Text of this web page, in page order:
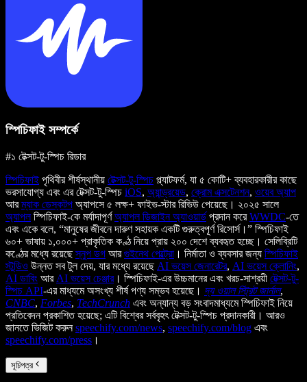
স্পিচিফাই সম্পর্কে
#১ টেক্সট-টু-স্পিচ রিডার
স্পিচিফাই পৃথিবীর শীর্ষস্থানীয় টেক্সট-টু-স্পিচ প্ল্যাটফর্ম, যা ৫ কোটি+ ব্যবহারকারীর কাছে
ভরসাযোগ্য এবং এর টেক্সট-টু-স্পিচ iOS, অ্যান্ড্রয়েড, ক্রোম এক্সটেনশন, ওয়েব অ্যাপ
আরম্যাক ডেস্কটপ অ্যাপসে ৫ লক্ষ+ ফাইভ-স্টার রিভিউ পেয়েছে। ২০২৫ সালে
অ্যাপলস্পিচিফাই-কে মর্যাদাপূর্ণঅ্যাপল ডিজাইন অ্যাওয়ার্ড প্রদান করেWWDC-তে
এবং একে বলে, “মানুষের জীবনে দারুণ সহায়ক একটি গুরুত্বপূর্ণ রিসোর্স।” স্পিচিফাই
৬০+ ভাষায় ১,০০০+ প্রাকৃতিক কণ্ঠ নিয়ে প্রায় ২০০ দেশে ব্যবহৃত হচ্ছে। সেলিব্রিটি
কণ্ঠের মধ্যে রয়েছেস্নুপ ডগ আরগুইনেথ পেল্ট্রো । নির্মাতা ও ব্যবসার জন্য স্পিচিফাই
স্টুডিও উন্নত সব টুল দেয়, যার মধ্যে রয়েছে AI ভয়েস জেনারেটর, AI ভয়েস ক্লোনিং,
AI ডাবিং আর AI ভয়েস চেঞ্জার। স্পিচিফাই-এর উচ্চমানের এবং খরচ-সাশ্রয়ী টেক্সট-টু-
স্পিচ API-এর মাধ্যমে অসংখ্য শীর্ষ পণ্য সম্ভব হয়েছে। দ্য ওয়াল স্ট্রিট জার্নাল,
CNBC, Forbes, TechCrunch এবং অন্যান্য বড় সংবাদমাধ্যমে স্পিচিফাই নিয়ে
প্রতিবেদন প্রকাশিত হয়েছে; এটি বিশ্বের সর্ববৃহৎ টেক্সট-টু-স্পিচ প্রদানকারী। আরও
জানতে ভিজিট করুনspeechify.com/news, speechify.com/blog এবং
speechify.com/press ।
সূচিপত্র